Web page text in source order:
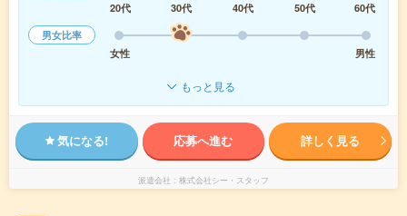
20代
30代 40代 50代
60代
男女比率
女性
男性
もっと見る
気になる! 応募へ進む 詳しく見る
派遣会社 株式会社シー・スタッフ